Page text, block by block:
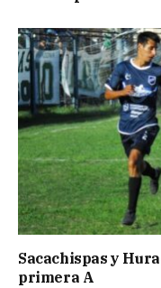
Sacachispas y
primera A